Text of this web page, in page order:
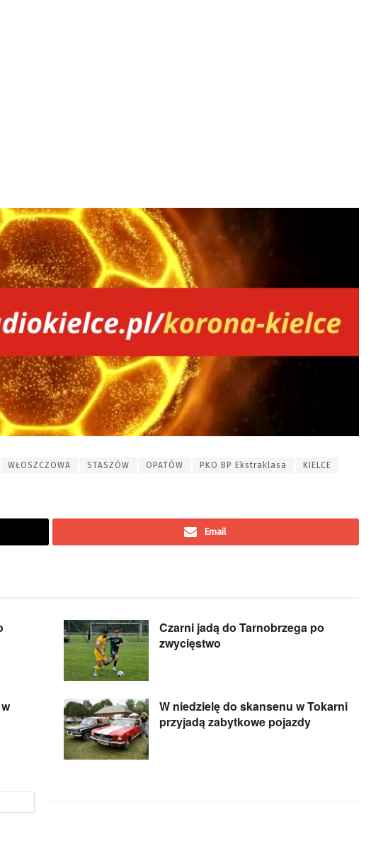
WŁOSZCZOWA STASZÓW OPATÓW PKO BP Ekstraklasa KIELCE
Email
Czarni jadą do Tarnobrzega po
zwycięstwo
W niedzielę do skansenu w Tokarni
przyjadą zabytkowe pojazdy